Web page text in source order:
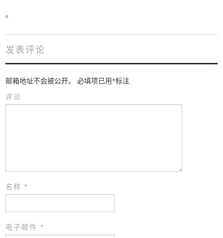
。
发表评论
邮箱地址不会被公开。 必填项已用*标注
评论
名称*
电子邮件*